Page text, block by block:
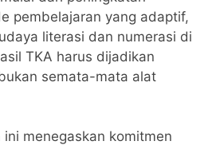
pembelajaran yang adaptif,
literasi dan numerasi di
TKA harus dijadikan
semata-mata alat
ini menegaskan komitmen